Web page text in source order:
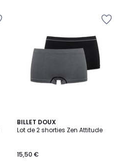
BILLET DOUX
Lot de 2 shorties Zen Attitude
15,50 €
4,6
/ 5
9
Couleurs